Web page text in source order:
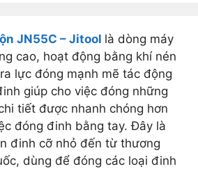
JN55C – Jitool là dòng máy
cao, hoạt động bằng khí nén
lực đóng mạnh mẽ tác động
giúp cho việc đóng những
tiết được nhanh chóng hơn
đóng đinh bằng tay. Đây là
đinh cỡ nhỏ đến từ thương
dùng để đóng các loại đinh